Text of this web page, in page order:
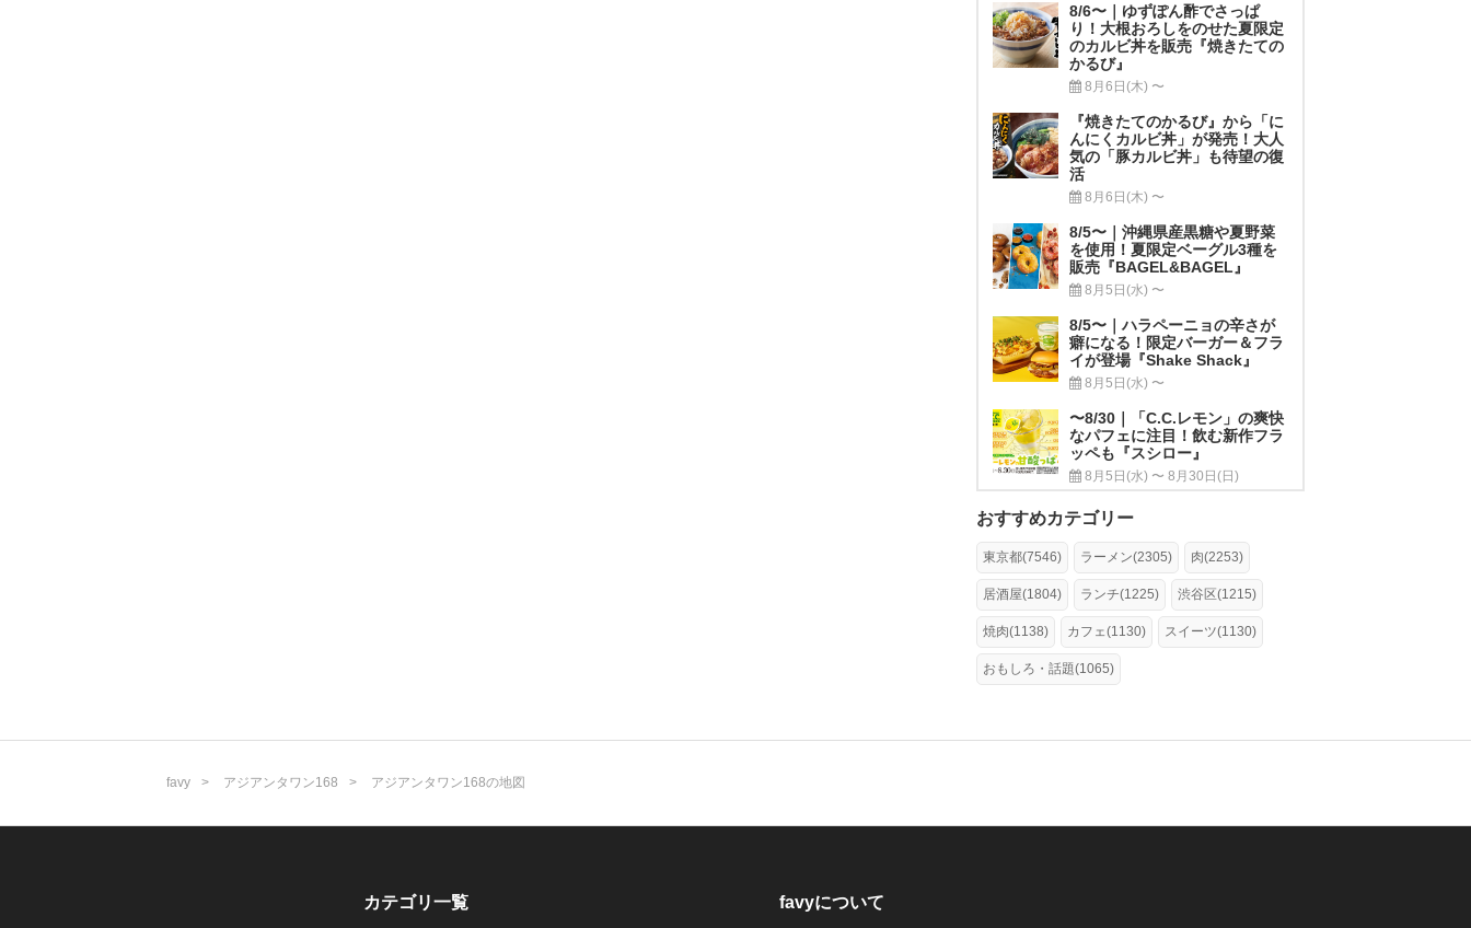
8/6〜｜ゆずぽん酢でさっぱ
り！大根おろしをのせた夏限定
のカルビ丼を販売『焼きたての
かるび』
8月6日(木) 〜
『焼きたてのかるび』から「に
んにくカルビ丼」が発売！大人
気の「豚カルビ丼」も待望の復
活
8月6日(木) 〜
8/5〜｜沖縄県産黒糖や夏野菜
を使用！夏限定ベーグル3種を
販売『BAGEL&BAGEL』
8月5日(水) 〜
8/5〜｜ハラペーニョの辛さが
癖になる！限定バーガー＆フラ
イが登場『Shake Shack』
8月5日(水) 〜
〜8/30｜「C.C.レモン」の爽快
なパフェに注目！飲む新作フラ
ッペも『スシロー』
8月5日(水) 〜 8月30日(日)
おすすめカテゴリー
東京都(7546) ラーメン(2305) 肉(2253)
居酒屋(1804) ランチ(1225) 渋谷区(1215)
焼肉(1138) カフェ(1130) スイーツ(1130)
おもしろ・話題(1065)
favy アジアンタワン168 アジアンタワン168の地図
カテゴリ一覧 favyについて